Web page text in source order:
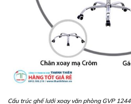
Cấu trúc ghế lưới xoay văn phòng GVP 1244